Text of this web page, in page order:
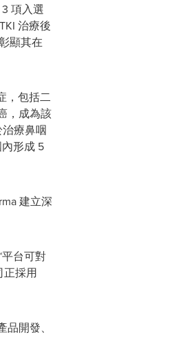
項入選
治療後
顯其在
，包括二
，成為該
療鼻咽
形成 5
建立深
台可對
正採用
開發、